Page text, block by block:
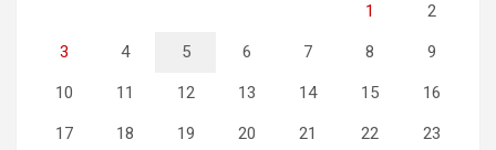
1 2
3 4 5 6 7 8 9
10 11 12 13 14 15 16
17 18 19 20 21 22 23